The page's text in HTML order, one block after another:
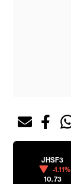
JHSF3
-1.11%
10.73